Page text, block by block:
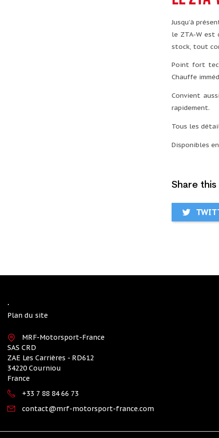
Jusqu’à
le ZTA-W est
stock, tout
Point fort
Chauffe
Convient
rapidement.
Tous les
Disponibles
Share
.
Plan du site
MRF-Motorsport-France
SAS CRD
ZAE Les Carrières - RD612
34220 Courniou
France
+33 7 88 84 66 73
contact@mrf-motorsport-france.com